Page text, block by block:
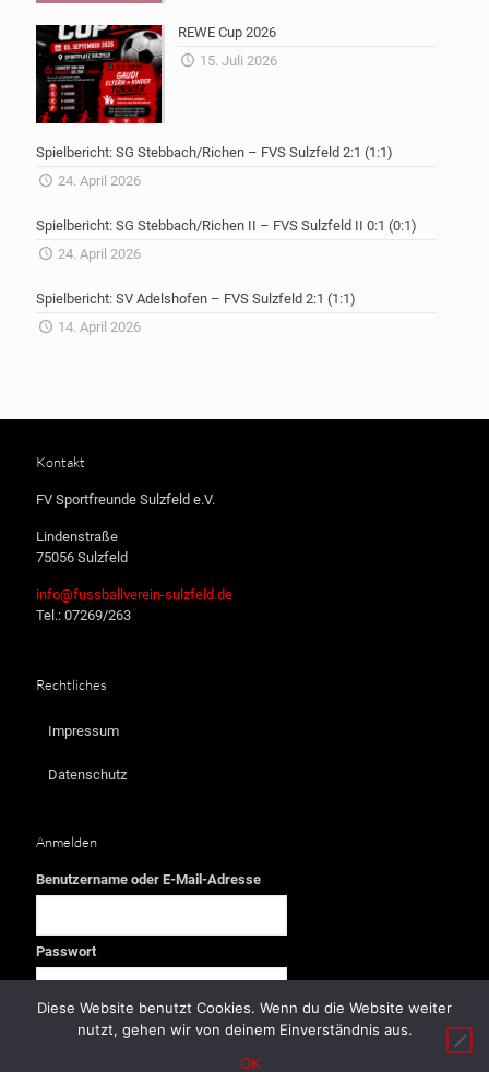
REWE Cup 2026
15. Juli 2026
Spielbericht: SG Stebbach/Richen – FVS Sulzfeld 2:1 (1:1)
24. April 2026
Spielbericht: SG Stebbach/Richen II – FVS Sulzfeld II 0:1 (0:1)
24. April 2026
Spielbericht: SV Adelshofen – FVS Sulzfeld 2:1 (1:1)
14. April 2026
Kontakt
FV Sportfreunde Sulzfeld e.V.
Lindenstraße
75056 Sulzfeld
info@fussballverein-sulzfeld.de
Tel.: 07269/263
Rechtliches
Impressum
Datenschutz
Anmelden
Benutzername oder E-Mail-Adresse
Passwort
Diese Website benutzt Cookies. Wenn du die Website weiter
nutzt, gehen wir von deinem Einverständnis aus.
OK